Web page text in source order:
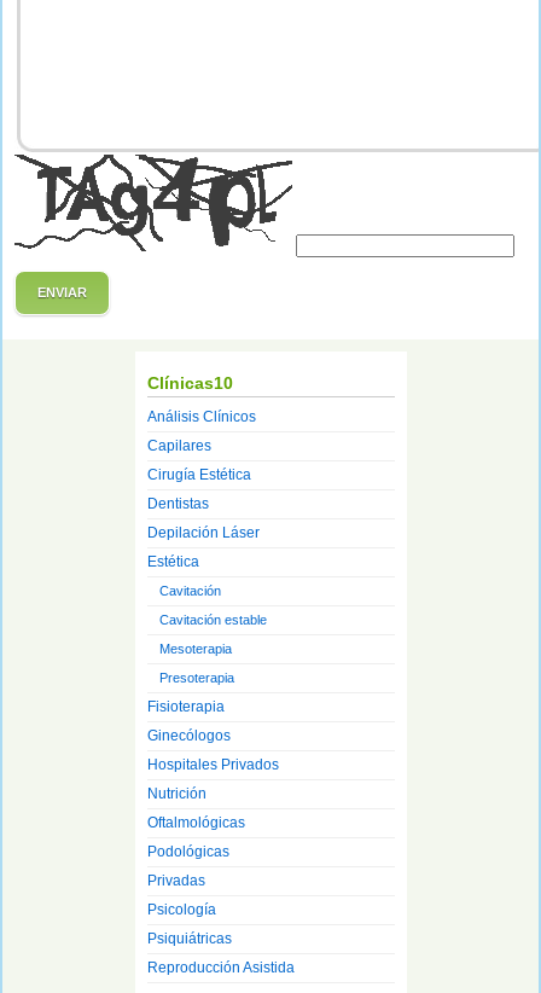
ENVIAR
Clínicas10
Análisis Clínicos
Capilares
Cirugía Estética
Dentistas
Depilación Láser
Estética
Cavitación
Cavitación estable
Mesoterapia
Presoterapia
Fisioterapia
Ginecólogos
Hospitales Privados
Nutrición
Oftalmológicas
Podológicas
Privadas
Psicología
Psiquiátricas
Reproducción Asistida